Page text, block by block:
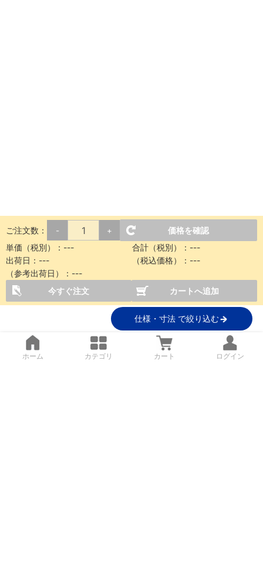
ご注文数： - +
価格を確認
単価（税別）： --- 合計（税別）： ---
出荷日： --- （税込価格）： ---
（参考出荷日）： ---
今すぐ注文
カートへ追加
仕様・寸法 で絞り込む
ホーム カテゴリ カート ログイン